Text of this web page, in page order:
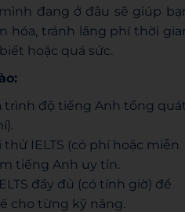
đang ở đâu sẽ giúp
hóa, tránh lãng phí thời
hoặc quá sức.
trình độ tiếng Anh tổng
IELTS (có phí hoặc miễn
tiếng Anh uy tín.
đầy đủ (có tính giờ) để
cho từng kỹ năng.